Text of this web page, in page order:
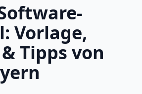
Vorlage,
Tipps von